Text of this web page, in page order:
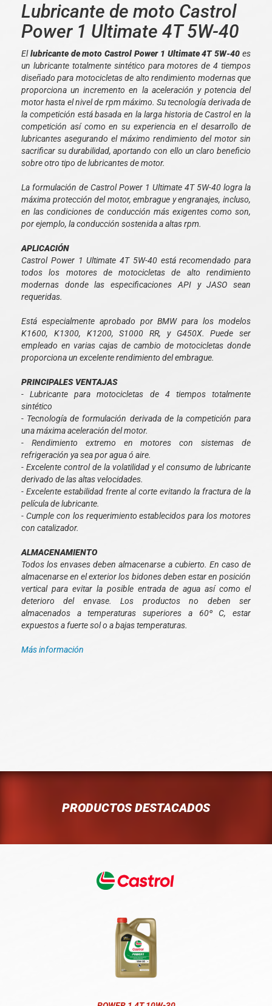
Lubricante de moto Castrol
Power 1 Ultimate 4T 5W-40
Ellubricante de moto Castrol Power 1 Ultimate 4T 5W-40 es
un lubricante totalmente sintético para motores de 4 tiempos
diseñado para motocicletas de alto rendimiento modernas que
proporciona un incremento en la aceleración y potencia del
motor hasta el nivel de rpm máximo. Su tecnología derivada de
la competición está basada en la larga historia de Castrol en la
competición así como en su experiencia en el desarrollo de
lubricantes asegurando el máximo rendimiento del motor sin
sacrificar su durabilidad, aportando con ello un claro beneficio
sobre otro tipo de lubricantes de motor.
La formulación de Castrol Power 1 Ultimate 4T 5W-40 logra la
máxima protección del motor, embrague y engranajes, incluso,
en las condiciones de conducción más exigentes como son,
por ejemplo, la conducción sostenida a altas rpm.
APLICACIÓN
Castrol Power 1 Ultimate 4T 5W-40 está recomendado para
todos los motores de motocicletas de alto rendimiento
modernas donde las especificaciones API y JASO sean
requeridas.
Está especialmente aprobado por BMW para los modelos
K1600, K1300, K1200, S1000 RR, y G450X. Puede ser
empleado en varias cajas de cambio de motocicletas donde
proporciona un excelente rendimiento del embrague.
PRINCIPALES VENTAJAS
- Lubricante para motocicletas de 4 tiempos totalmente
sintético
- Tecnología de formulación derivada de la competición para
una máxima aceleración del motor.
- Rendimiento extremo en motores con sistemas de
refrigeración ya sea por agua ó aire.
- Excelente control de la volatilidad y el consumo de lubricante
derivado de las altas velocidades.
- Excelente estabilidad frente al corte evitando la fractura de la
película de lubricante.
- Cumple con los requerimiento establecidos para los motores
con catalizador.
ALMACENAMIENTO
Todos los envases deben almacenarse a cubierto. En caso de
almacenarse en el exterior los bidones deben estar en posición
vertical para evitar la posible entrada de agua así como el
deterioro del envase. Los productos no deben ser
almacenados a temperaturas superiores a 60º C, estar
expuestos a fuerte sol o a bajas temperaturas.
Más información
PRODUCTOS DESTACADOS